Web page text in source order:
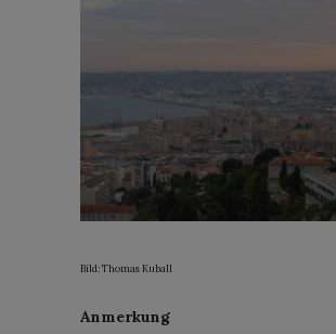
Bild: Thomas Kuball
Anmerkung